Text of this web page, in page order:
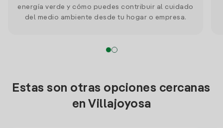
energía verde y cómo puedes contribuir al cuidado
del medio ambiente desde tu hogar o empresa.
Estas son otras opciones cercanas
en Villajoyosa